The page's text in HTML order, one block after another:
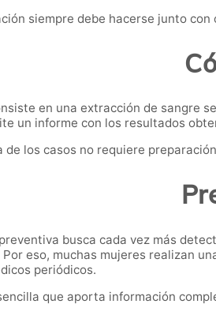
siempre debe hacerse junto
en una extracción de sangre
un informe con los resultados
de los casos no requiere
busca cada vez más
eso, muchas mujeres realizan
periódicos.
que aporta información